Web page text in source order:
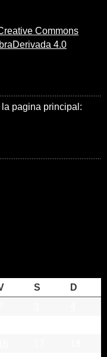
Commons
4.0
pagina principal:
S
D